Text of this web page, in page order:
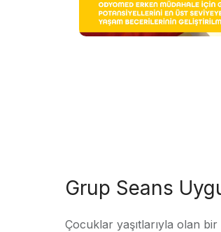
Grup Seans
Çocuklar yaşıtlarıyla olan